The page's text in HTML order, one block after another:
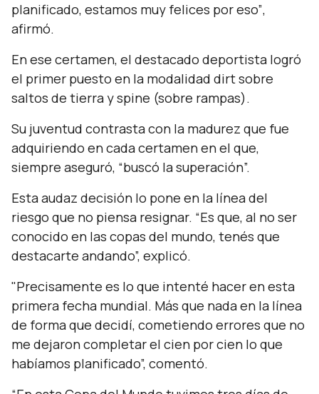
planificado, estamos muy felices por eso”,
afirmó.
En ese certamen, el destacado deportista logró
el primer puesto en la modalidad dirtsobre
saltos de tierra yspine (sobre rampas).
Su juventud contrasta con la madurez que fue
adquiriendo en cada certamen en el que,
siempre aseguró, “buscó la superación”.
Esta audaz decisión lo pone en la línea del
riesgo que no piensa resignar. “Es que, al no ser
conocido en las copas del mundo, tenés que
destacarte andando”, explicó.
"Precisamente es lo que intenté hacer en esta
primera fecha mundial. Más que nada en la línea
de forma que decidí, cometiendo errores que no
me dejaron completar el cien por cien lo que
habíamos planificado”, comentó.